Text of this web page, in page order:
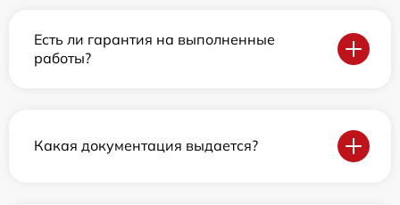
Есть ли гарантия на выполненные
работы?
Какая документация выдается?